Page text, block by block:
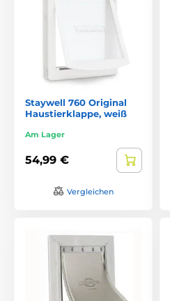
Staywell 760 Original
Haustierklappe, weiß
Am Lager
54,99 €
Vergleichen